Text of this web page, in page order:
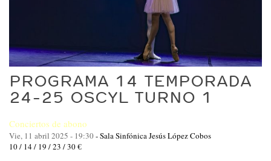
PROGRAMA 14 TEMPORADA
24-25 OSCYL TURNO 1
Conciertos de abono
Vie, 11 abril 2025 - 19:30-Sala Sinfónica Jesús López Cobos
10 / 14 / 19 / 23 / 30 €